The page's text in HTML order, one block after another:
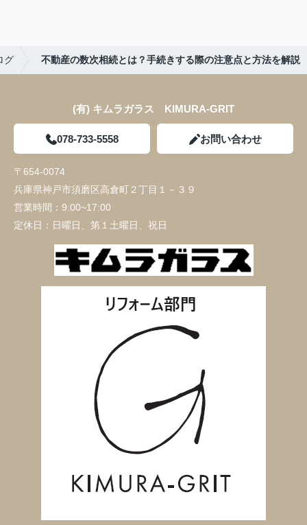
グ 不動産の数次相続とは？手続きする際の注意点と方法を解説
(有) キムラガラス KIMURA‐GRIT
078-733-5558 お問い合わせ
〒654-0074
兵庫県神戸市須磨区高倉町２丁目１－３９
営業時間： 9:00~17:00
定休日： 日曜日、第１土曜日、祝日